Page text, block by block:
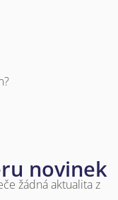
novinek
žádná aktualita z